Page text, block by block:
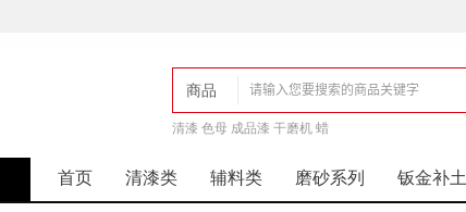
商品
店铺
清漆 色母 成品漆 干磨机 蜡
首页 清漆类 辅料类 磨砂系列 钣金补土